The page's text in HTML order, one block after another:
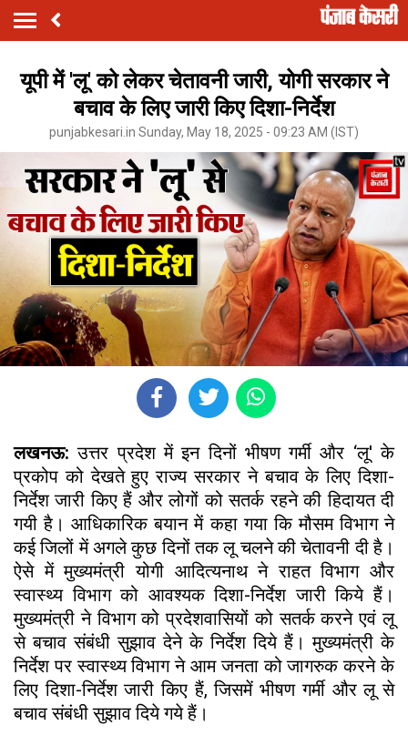
यूपी में 'लू' को लेकर चेतावनी जारी, योगी सरकार ने
बचाव के लिए जारी किए दिशा-निर्देश
punjabkesari.in Sunday, May 18, 2025 - 09:23 AM (IST)
लखनऊ: उत्तर प्रदेश में इन दिनों भीषण गर्मी और ‘लू' के
प्रकोप को देखते हुए राज्य सरकार ने बचाव के लिए दिशा-
निर्देश जारी किए हैं और लोगों को सतर्क रहने की हिदायत दी
गयी है। आधिकारिक बयान में कहा गया कि मौसम विभाग ने
कई जिलों में अगले कुछ दिनों तक लू चलने की चेतावनी दी है।
ऐसे में मुख्यमंत्री योगी आदित्यनाथ ने राहत विभाग और
स्वास्थ्य विभाग को आवश्यक दिशा-निर्देश जारी किये हैं।
मुख्यमंत्री ने विभाग को प्रदेशवासियों को सतर्क करने एवं लू
से बचाव संबंधी सुझाव देने के निर्देश दिये हैं। मुख्यमंत्री के
निर्देश पर स्वास्थ्य विभाग ने आम जनता को जागरुक करने के
लिए दिशा-निर्देश जारी किए हैं, जिसमें भीषण गर्मी और लू से
बचाव संबंधी सुझाव दिये गये हैं।